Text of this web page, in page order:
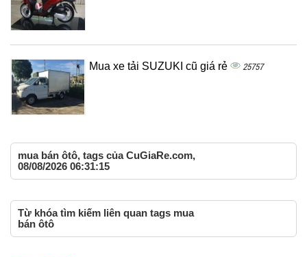
Mua xe tải SUZUKI cũ giá rẻ 25757
mua bán ôtô, tags của CuGiaRe.com,
08/08/2026 06:31:15
Từ khóa tìm kiếm liên quan tags mua
bán ôtô